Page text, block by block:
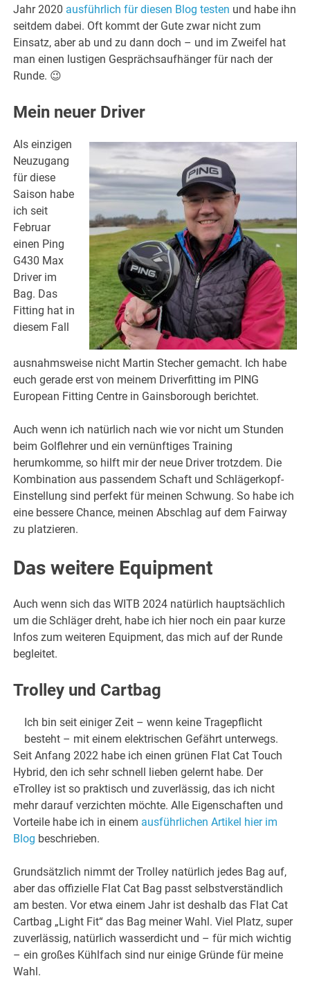
Jahr 2020 ausführlich für diesen Blog testen und habe ihn
seitdem dabei. Oft kommt der Gute zwar nicht zum
Einsatz, aber ab und zu dann doch – und im Zweifel hat
man einen lustigen Gesprächsaufhänger für nach der
Runde. 😉
Mein neuer Driver
Als einzigen
Neuzugang
für diese
Saison habe
ich seit
Februar
einen Ping
G430 Max
Driver im
Bag. Das
Fitting hat in
diesem Fall
ausnahmsweise nicht Martin Stecher gemacht. Ich habe
euch gerade erst von meinem Driverfitting im PING
European Fitting Centre in Gainsborough berichtet.
Auch wenn ich natürlich nach wie vor nicht um Stunden
beim Golflehrer und ein vernünftiges Training
herumkomme, so hilft mir der neue Driver trotzdem. Die
Kombination aus passendem Schaft und Schlägerkopf-
Einstellung sind perfekt für meinen Schwung. So habe ich
eine bessere Chance, meinen Abschlag auf dem Fairway
zu platzieren.
Das weitere Equipment
Auch wenn sich das WITB 2024 natürlich hauptsächlich
um die Schläger dreht, habe ich hier noch ein paar kurze
Infos zum weiteren Equipment, das mich auf der Runde
begleitet.
Trolley und Cartbag
Ich bin seit einiger Zeit – wenn keine Tragepflicht
besteht – mit einem elektrischen Gefährt unterwegs.
Seit Anfang 2022 habe ich einen grünen Flat Cat Touch
Hybrid, den ich sehr schnell lieben gelernt habe. Der
eTrolley ist so praktisch und zuverlässig, das ich nicht
mehr darauf verzichten möchte. Alle Eigenschaften und
Vorteile habe ich in einem ausführlichen Artikel hier im
Blog beschrieben.
Grundsätzlich nimmt der Trolley natürlich jedes Bag auf,
aber das offizielle Flat Cat Bag passt selbstverständlich
am besten. Vor etwa einem Jahr ist deshalb das Flat Cat
Cartbag „Light Fit“ das Bag meiner Wahl. Viel Platz, super
zuverlässig, natürlich wasserdicht und – für mich wichtig
– ein großes Kühlfach sind nur einige Gründe für meine
Wahl.